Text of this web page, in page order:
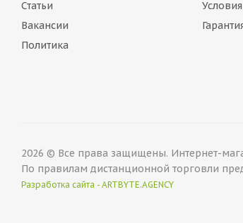
Статьи
Вакансии
Политика
2026 © Все права защищены. Интернет-
По правилам дистанционной торговли
Разработка сайта - ARTBYTE.AGENCY